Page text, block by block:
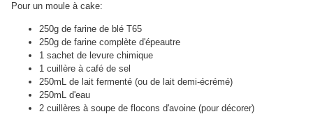
Pour un moule à cake:
250g de farine de blé T65
250g de farine complète d'épeautre
1 sachet de levure chimique
1 cuillère à café de sel
250mL de lait fermenté (ou de lait demi-écrémé)
250mL d'eau
2 cuillères à soupe de flocons d'avoine (pour décorer)